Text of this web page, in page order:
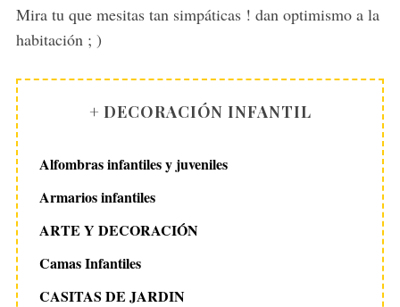
s
:
Mira tu que mesitas tan simpáticas ! dan optimismo a la
habitación ; )
+ DECORACIÓN INFANTIL
Alfombras infantiles y juveniles
Armarios infantiles
ARTE Y DECORACIÓN
Camas Infantiles
CASITAS DE JARDIN